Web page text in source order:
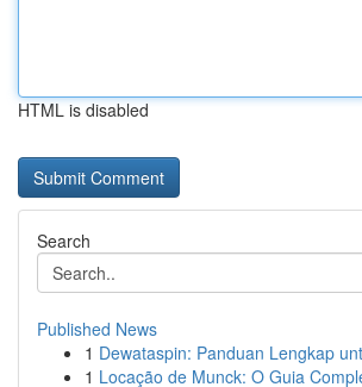
HTML is disabled
Search
Published News
1 Dewataspin: Panduan Lengkap
1 Locação de Munck: O Guia